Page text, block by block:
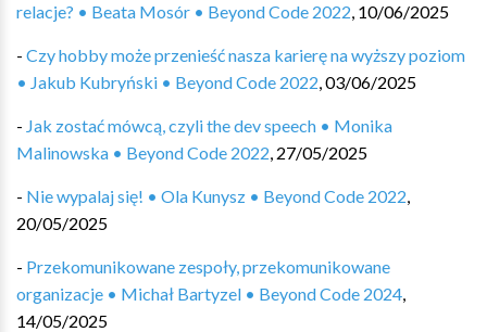
relacje? • Beata Mosór • Beyond Code 2022, 10/06/2025
- Czy hobby może przenieść nasza karierę na wyższy poziom
• Jakub Kubryński • Beyond Code 2022,03/06/2025
- Jak zostać mówcą, czyli the dev speech • Monika
Malinowska • Beyond Code 2022, 27/05/2025
- Nie wypalaj się! • Ola Kunysz • Beyond Code 2022,
20/05/2025
- Przekomunikowane zespoły, przekomunikowane
organizacje • Michał Bartyzel • Beyond Code 2024,
14/05/2025